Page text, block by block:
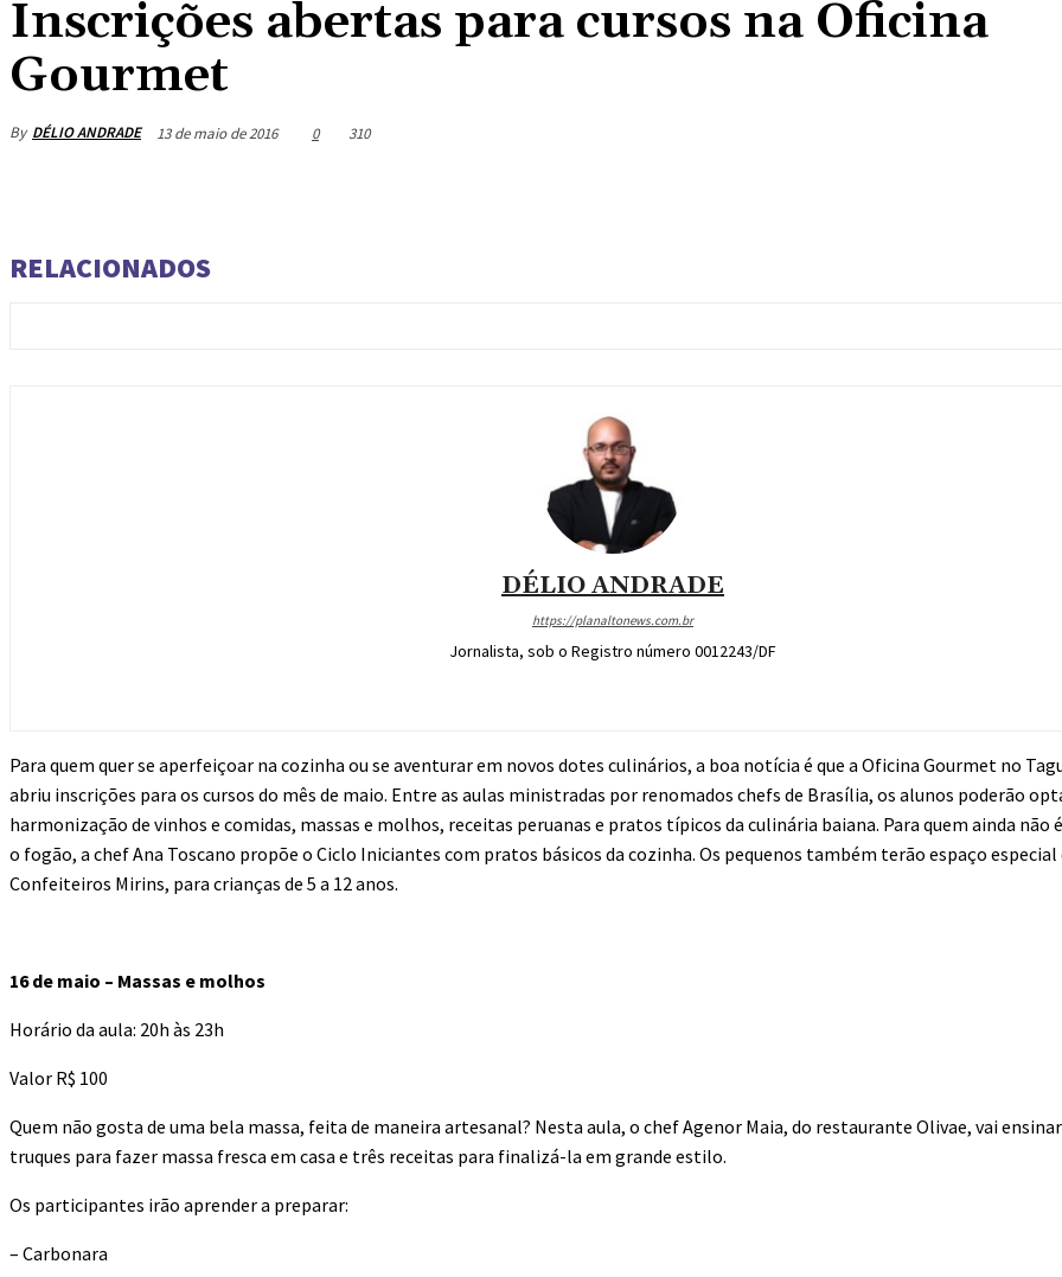
Inscrições abertas para cursos na Oficina
Gourmet
By DÉLIO ANDRADE 13 de maio de 2016 0 310
RELACIONADOS
DÉLIO ANDRADE
https://planaltonews.com.br
Jornalista, sob o Registro número 0012243/DF
Para quem quer se aperfeiçoar na cozinha ou se aventurar em novos dotes culinários, a boa notícia é que a Oficina Gourmet no
abriu inscrições para os cursos do mês de maio. Entre as aulas ministradas por renomados chefs de Brasília, os alunos poderão
harmonização de vinhos e comidas, massas e molhos, receitas peruanas e pratos típicos da culinária baiana. Para quem ainda
o fogão, a chef Ana Toscano propõe o Ciclo Iniciantes com pratos básicos da cozinha. Os pequenos também terão espaço especial
Confeiteiros Mirins, para crianças de 5 a 12 anos.
16 de maio – Massas e molhos
Horário da aula: 20h às 23h
Valor R$ 100
Quem não gosta de uma bela massa, feita de maneira artesanal? Nesta aula, o chef Agenor Maia, do restaurante Olivae, vai
truques para fazer massa fresca em casa e três receitas para finalizá-la em grande estilo.
Os participantes irão aprender a preparar:
– Carbonara